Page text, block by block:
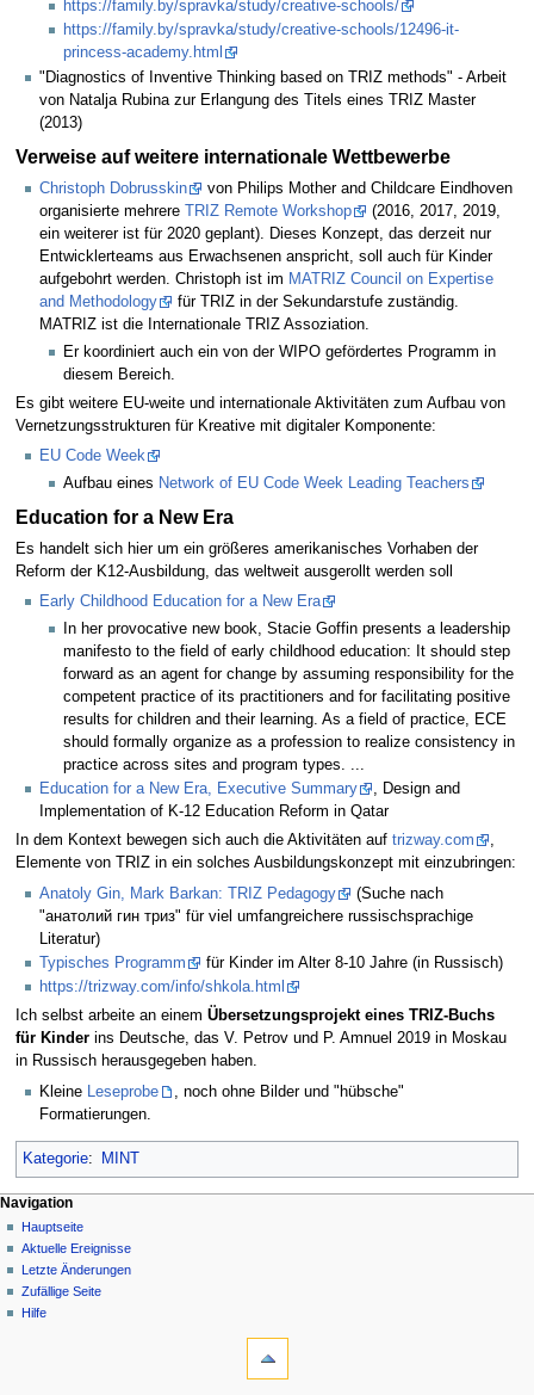
https://family.by/spravka/study/creative-schools/
https://family.by/spravka/study/creative-schools/12496-it-
princess-academy.html
"Diagnostics of Inventive Thinking based on TRIZ methods" - Arbeit
von Natalja Rubina zur Erlangung des Titels eines TRIZ Master
(2013)
Verweise auf weitere internationale Wettbewerbe
Christoph Dobrusskin
von Philips Mother and Childcare Eindhoven
organisierte mehrere TRIZ Remote Workshop
(2016, 2017, 2019,
ein weiterer ist für 2020 geplant). Dieses Konzept, das derzeit nur
Entwicklerteams aus Erwachsenen anspricht, soll auch für Kinder
aufgebohrt werden. Christoph ist im MATRIZ Council on Expertise
and Methodology
für TRIZ in der Sekundarstufe zuständig.
MATRIZ ist die Internationale TRIZ Assoziation.
Er koordiniert auch ein von der WIPO gefördertes Programm in
diesem Bereich.
Es gibt weitere EU-weite und internationale Aktivitäten zum Aufbau von
Vernetzungsstrukturen für Kreative mit digitaler Komponente:
EU Code Week
Aufbau eines Network of EU Code Week Leading Teachers
Education for a New Era
Es handelt sich hier um ein größeres amerikanisches Vorhaben der
Reform der K12-Ausbildung, das weltweit ausgerollt werden soll
Early Childhood Education for a New Era
In her provocative new book, Stacie Goffin presents a leadership
manifesto to the field of early childhood education: It should step
forward as an agent for change by assuming responsibility for the
competent practice of its practitioners and for facilitating positive
results for children and their learning. As a field of practice, ECE
should formally organize as a profession to realize consistency in
practice across sites and program types. ...
Education for a New Era, Executive Summary
, Design and
Implementation of K-12 Education Reform in Qatar
In dem Kontext bewegen sich auch die Aktivitäten auf trizway.com
,
Elemente von TRIZ in ein solches Ausbildungskonzept mit einzubringen:
Anatoly Gin, Mark Barkan: TRIZ Pedagogy
(Suche nach
"анатолий гин триз" für viel umfangreichere russischsprachige
Literatur)
Typisches Programm
für Kinder im Alter 8-10 Jahre (in Russisch)
https://trizway.com/info/shkola.html
Ich selbst arbeite an einem Übersetzungsprojekt eines TRIZ-Buchs
für Kinderins Deutsche, das V. Petrov und P. Amnuel 2019 in Moskau
in Russisch herausgegeben haben.
Kleine
Leseprobe
, noch ohne Bilder und "hübsche"
Formatierungen.
Kategorie: MINT
Navigation
Hauptseite
Aktuelle Ereignisse
Letzte Änderungen
Zufällige Seite
Hilfe